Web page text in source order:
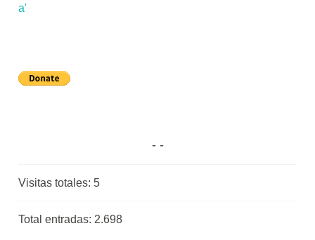
Visitas totales: 5
Total entradas: 2.698